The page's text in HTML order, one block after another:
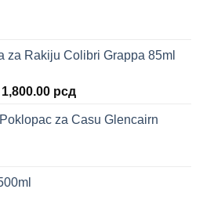
za Rakiju Colibri Grappa 85ml
Originalna
je
1,800.00 рсдTrenutna
je:
za Casu Glencairn